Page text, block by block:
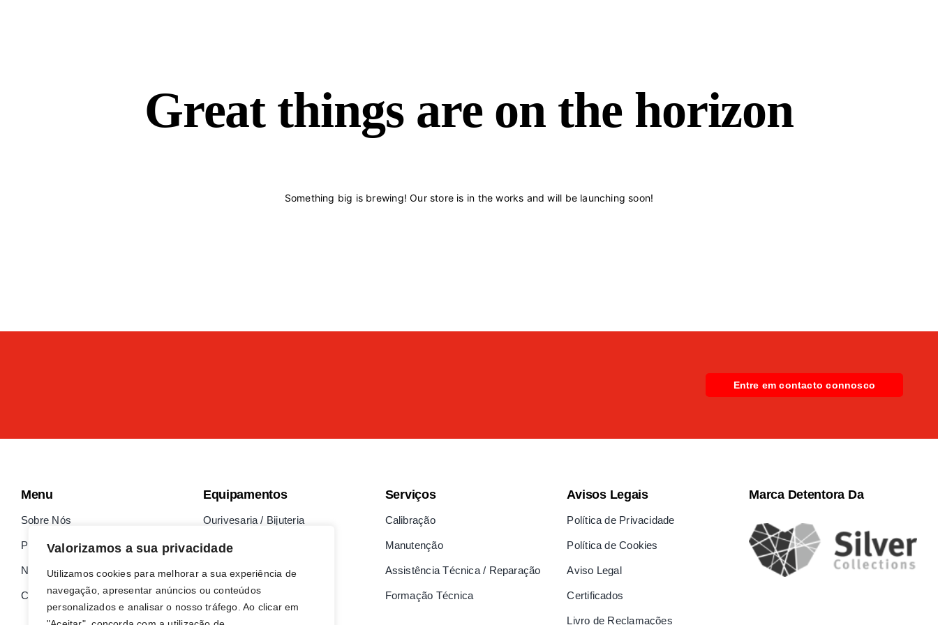
Valorizamos a sua privacidade
Utilizamos cookies para melhorar a sua experiência de
navegação, apresentar anúncios ou conteúdos
personalizados e analisar o nosso tráfego. Ao clicar em
Great things are on the horizon
Something big is brewing! Our store is in the works and will be launching soon!
Entre em contacto connosco
Menu
Sobre Nós
Parceiros
Notícias
Contactos
Equipamentos
Ourivesaria / Bijuteria
Indústria
Relojoaria
Serviços
Calibração
Manutenção
Assistência Técnica / Reparação
Formação Técnica
Avisos Legais
Política de Privacidade
Política de Cookies
Aviso Legal
Certificados
Livro de Reclamações
Marca Detentora Da